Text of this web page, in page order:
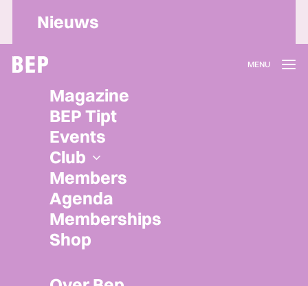
Magazine
BEP Tipt
Events
Club
Members
Agenda
Memberships
Shop
Nieuws
Lidmaatschap
Herroepen
Privacy policy
Algemene voorwaarden